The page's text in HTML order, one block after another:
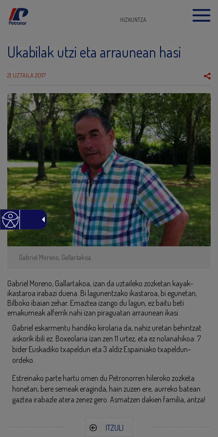
HIZKUNTZA
Ukabilak utzi eta arraunean hasi
21 UZTAILA 2017
Gabriel Moreno, Gallartakoa
Gabriel Moreno, Gallartakoa, izan da uztaileko zozketan kayak-
ikastaroa irabazi duena. Bi lagunentzako ikastaroa, bi egunetan,
Bilboko ibaian zehar. Emaztea izango du lagun, ez baitu beti
emakumeak alferrik nahi izan piraguatan arraunean ikasi.
Gabriel eskarmentu handiko kirolaria da, nahiz uretan behintzat
askorik ibili ez. Boxeolaria izan zen 11 urtez, eta ez nolanahikoa: 7
bider Euskadiko txapeldun eta 3 aldiz Espainiako txapeldun-
ordeko.
Estreinako parte hartu omen du Petronorren hileroko zozketa
honetan, bere semeak eraginda, hain zuzen ere, aurreko batean
gaztea irabazle atera zenez gero. Asmatzen dakien familia, antza!
ITZULI